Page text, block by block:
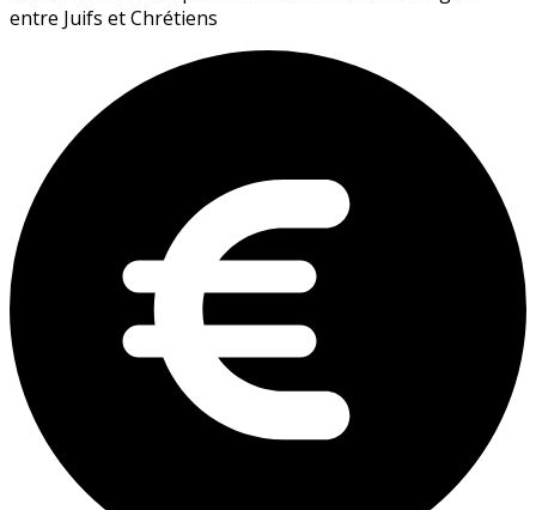
entre Juifs et Chrétiens